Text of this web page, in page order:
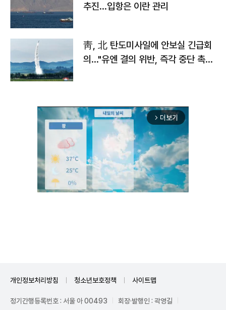
추진…입항은 이란 관리
靑, 北 탄도미사일에 안보실 긴급회
의…"유엔 결의 위반, 즉각 중단 촉
arrow_forward_ios 더보기
개인정보처리방침 청소년보호정책 사이트맵
정기간행등록번호 : 서울 아 00493 회장·발행인 : 곽영길